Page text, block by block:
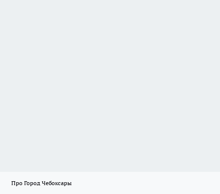
Про Город Чебоксары